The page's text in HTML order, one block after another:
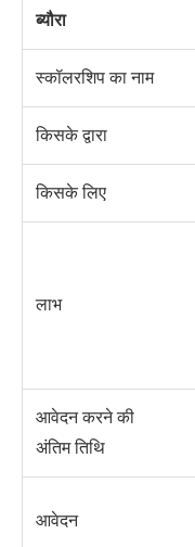
ब्यौरा
स्कॉलरशिपका नाम
किसके द्वारा
किसके लिए
लाभ
आवेदन करने की
अंतिम तिथि
आवेदन